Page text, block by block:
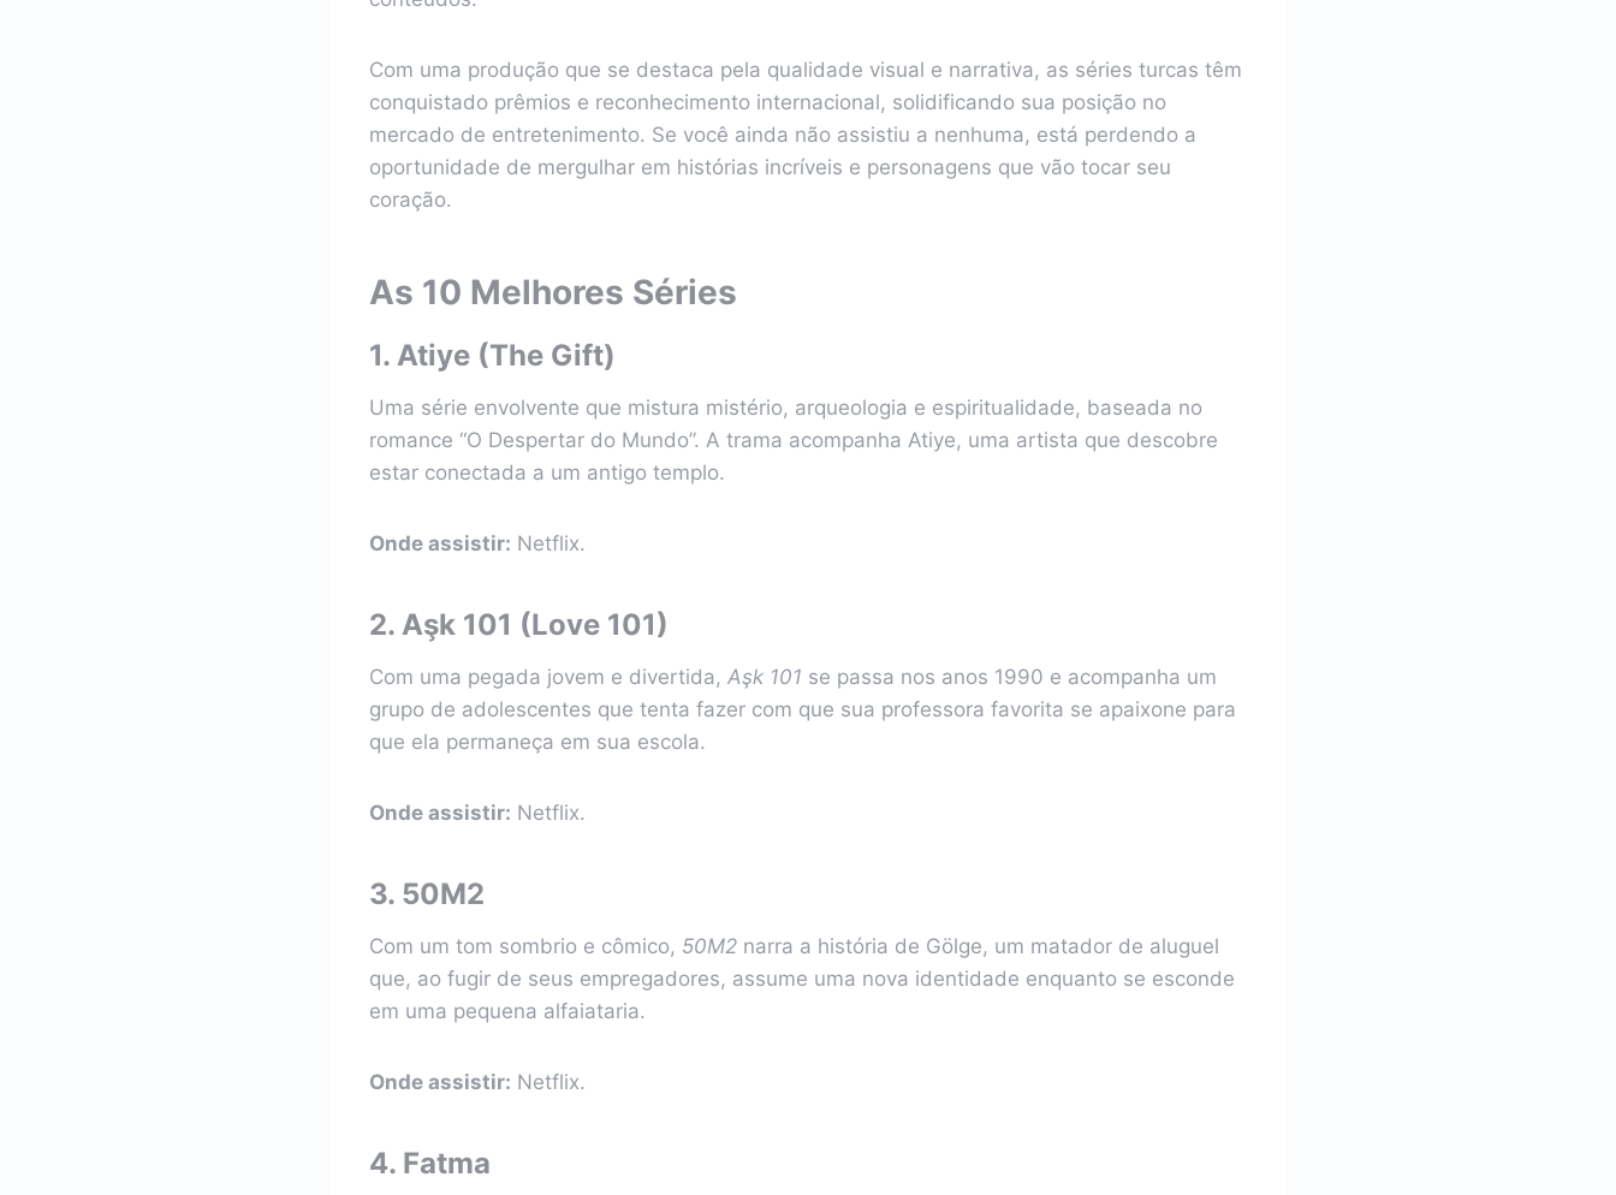
Com uma produção que se destaca pela qualidade visual e narrativa, as séries turcas têm
conquistado prêmios e reconhecimento internacional, solidificando sua posição no
mercado de entretenimento. Se você ainda não assistiu a nenhuma, está perdendo a
oportunidade de mergulhar em histórias incríveis e personagens que vão tocar seu
coração.
As 10 Melhores Séries
1. Atiye (The Gift)
Uma série envolvente que mistura mistério, arqueologia e espiritualidade, baseada no
romance “O Despertar do Mundo”. A trama acompanha Atiye, uma artista que descobre
estar conectada a um antigo templo.
Onde assistir: Netflix.
2. Aşk 101 (Love 101)
Com uma pegada jovem e divertida, Aşk 101 se passa nos anos 1990 e acompanha um
grupo de adolescentes que tenta fazer com que sua professora favorita se apaixone para
que ela permaneça em sua escola.
Onde assistir: Netflix.
3. 50M2
Com um tom sombrio e cômico, 50M2 narra a história de Gölge, um matador de aluguel
que, ao fugir de seus empregadores, assume uma nova identidade enquanto se esconde
em uma pequena alfaiataria.
Onde assistir: Netflix.
4. Fatma